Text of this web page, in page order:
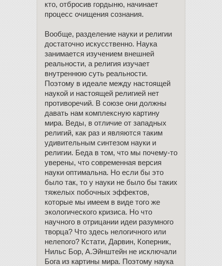
кто, отбросив гордыню, начинает
процесс очищения сознания.
Вообще, разделение науки и религии
достаточно искусственно. Наука
занимается изучением внешней
реальности, а религия изучает
внутреннюю суть реальности.
Поэтому в идеале между настоящей
наукой и настоящей религией нет
противоречий. В союзе они должны
давать нам комплексную картину
мира. Веды, в отличие от западных
религий, как раз и являются таким
удивительным синтезом науки и
религии. Беда в том, что мы почему-то
уверены, что современная версия
науки оптимальна. Но если бы это
было так, то у науки не было бы таких
тяжелых побочных эффектов,
которые мы имеем в виде того же
экологического кризиса. Но что
научного в отрицании идеи разумного
творца? Что здесь нелогичного или
нелепого? Кстати, Дарвин, Коперник,
Нильс Бор, А.Эйнштейн не исключали
Бога из картины мира. Поэтому наука